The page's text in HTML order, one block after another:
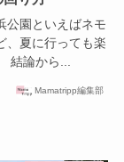
公園といえばネモ
、夏に行っても楽
結論から...
Mamatripp編集部